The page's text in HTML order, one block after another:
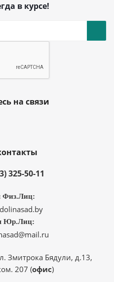
в курсе!
на связи
325-50-11
Физ.Лиц:
Юр.Лиц:
Змитрока Бядули, д.13,
207 (офис)